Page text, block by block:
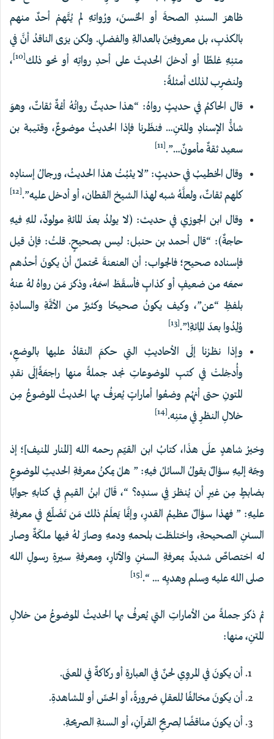
ظاهرَ السندِ الصحةَ أو الحُسنَ، ورُواتهِ لم يُتَّهمْ أحدٌ منهم
بالكذبِ، بل معروفينَ بالعدالةِ والفضلِ. ولكن يرَى الناقدُ أنَّ في
متنِهِ غلطًا أو أدخلَ الحديثَ على أحدِ رواتِه أو نحو ذلك[10]
،
ولنضرِب لذلك أمثلةً:
قال الحاكمُ في حديثٍ رواهُ: “هذا حديثٌ رواتُهُ أئمةٌ ثقاتٌ، وهوَ
‌شاذُّ ‌الإسنادِ ‌والمتنِ… فنظَرنا فإذا الحديثُ موضوعٌ، وقتيبة بن
سعيد ثقةٌ مأمونٌ…”.[11]
وقال الخطيبُ في حديثٍ: ‌”لا ‌يثبُتُ ‌هذا ‌الحديثُ، ورجالُ إسنادِه
كلهم ثقاتٌ، ولعلَّهُ شبه لهذا الشيخ القطان، أو أدخل عليه”.[12]
وقال ابن الجوزي في حديث: (لا يولدُ بعدَ المائةِ مولودٌ، للهِ فيهِ
حاجةٌ): “قال أحمد بن حنبل: ليس بصحيحٍ. قلتُ: فإنْ قيل
فإسناده صحيح؛ فالجواب: أن العنعنةَ تحتملُ أنْ يكونَ أحدُهم
سمعَه من ضعيفٍ أو كذابٍ فأسقَطَ اسمَهُ، وذكرَ مَن رواهُ لهُ عنهُ
بلفظِ “عن”، وكيف يكونُ صحيحًا وكثيرٌ من الأئمَّةِ والسادةِ
‌وُلِدُوا ‌بعدَ المِائةِ!”.[13]
وإذا نظرْنا إلَى الأحاديثِ التي حكمَ النقادُ عليها بالوضعِ،
وأُدخِلتْ في كتبِ الموضوعاتِ نجد جملةً منها راجعَةًإلَى نقدِ
المتونِ حتى أنهُم وضعُوا أماراتٍ يُعرَفُ بها الحديثُ الموضوعُ مِن
خلالِ النظرِ في متنِه.[14]
وخيرُ شاهدٍ علَى هذَا، كتابُ ابن القيّم رحمه الله [المنار المنيف]؛ إذ
وجّهَ إليهِ سؤالٌ يقولُ السائلُ فيهِ: ” ‌هلْ ‌يمكنُ معرفةِ الحديثِ الموضوعِ
بضابطٍ مِن غيرِ أن يُنظرَ فِي سندِه؟ “، قَالَ ابنُ القيمِ في كتابهِ جوابًا
عليهِ: ” فهذا سؤالٌ عظيمُ القدرِ، وإنَّما يَعلَمُ ذلك مَن تَضَلّعَ في معرفةِ
السننِ الصحيحةِ، واختلطَت بلحمهِ ودمهِ وصارَ لهُ فيها ملكَةٌ وصار
له اختصاصٌ شديدٌ بمعرفةِ السننِ والآثارِ، ومعرفةِ سيرةِ رسولِ الله
صلى الله عليه وسلم وهديِه … “.[15]
ثم ذكرَ جملةً من الأماراتِ التي يُعرفُ بها الحديثُ الموضوعُ من خلالِ
المتنِ، منها:
أن يكونَ في المروِي لحنٌ في العبارةِ أو ركاكةٌ في المعنَى.
أن يكونَ مخالفًا للعقلِ ضرورةً، أو الحسِّ أو المشاهدةِ.
أن يكونَ مناقضًا لِصريحِ القرآنِ، أو السنةِ الصريحةِ.